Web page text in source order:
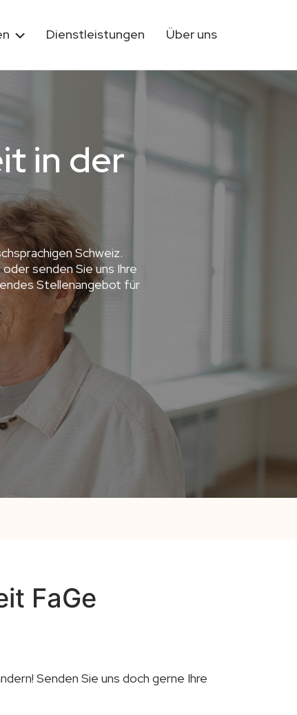
Dienstleistungen Über uns
in der
Schweiz.
senden Sie uns Ihre
Stellenangebot für
FaGe
Senden Sie uns doch gerne Ihre